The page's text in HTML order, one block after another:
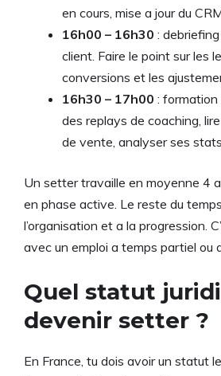
en cours, mise a jour du
16h00 – 16h30 :
client. Faire le point sur les
conversions et les
16h30 – 17h00 : formation
des replays de coaching,
de vente, analyser ses stats
Un setter travaille en moyenne 4
en phase active. Le reste du
l’organisation et a la progression.
avec un emploi a temps partiel ou
Quel statut
devenir setter ?
En France, tu dois avoir un statut